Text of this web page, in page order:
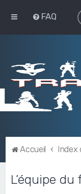
FAQ
Accueil Index
L’équipe